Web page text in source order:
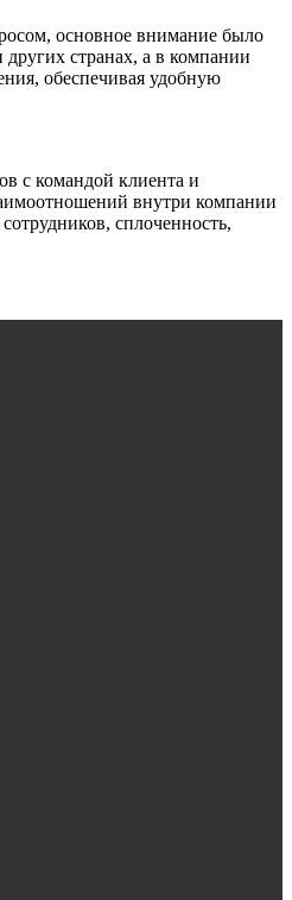
основное внимание было
странах, а в компании
обеспечивая удобную
с командой клиента и
внутри компании
сплоченность,